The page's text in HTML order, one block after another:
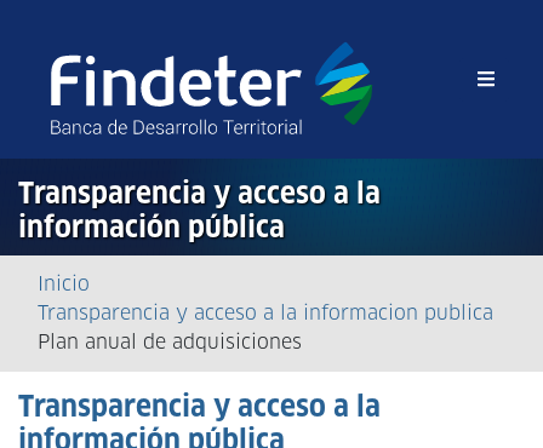
Transparencia y acceso a la
información pública
Sobrescribir
enlaces
de
ayuda
Inicio
Transparencia y acceso a la informacion publica
Plan anual de adquisiciones
Transparencia y acceso a la
información pública